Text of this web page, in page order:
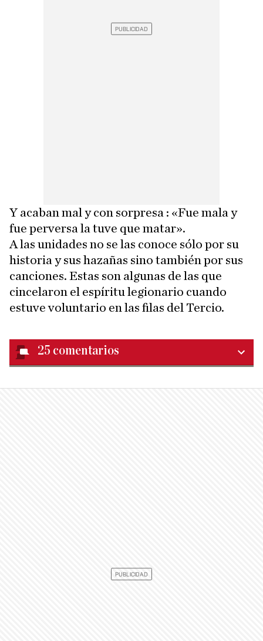
Y acaban mal y con sorpresa : «Fue mala y
fue perversa la tuve que matar».
A las unidades no se las conoce sólo por su
historia y sus hazañas sino también por sus
canciones. Estas son algunas de las que
cincelaron el espíritu legionario cuando
estuve voluntario en las filas del Tercio.
25 comentarios